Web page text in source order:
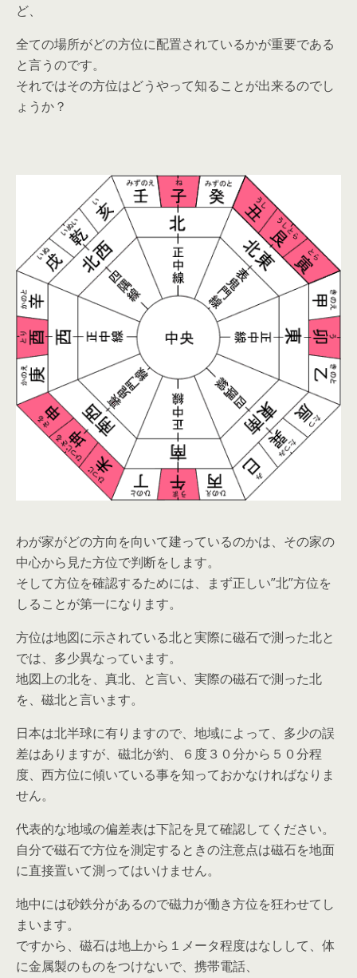
ど、
全ての場所がどの方位に配置されているかが重要である
と言うのです。
それではその方位はどうやって知ることが出来るのでし
ょうか？
わが家がどの方向を向いて建っているのかは、その家の
中心から見た方位で判断をします。
そして方位を確認するためには、まず正しい”北”方位を
しることが第一になります。
方位は地図に示されている北と実際に磁石で測った北と
では、多少異なっています。
地図上の北を、真北、と言い、実際の磁石で測った北
を、磁北と言います。
日本は北半球に有りますので、地域によって、多少の誤
差はありますが、磁北が約、６度３０分から５０分程
度、西方位に傾いている事を知っておかなければなりま
せん。
代表的な地域の偏差表は下記を見て確認してください。
自分で磁石で方位を測定するときの注意点は磁石を地面
に直接置いて測ってはいけません。
地中には砂鉄分があるので磁力が働き方位を狂わせてし
まいます。
ですから、磁石は地上から１メータ程度はなしして、体
に金属製のものをつけないで、携帯電話、